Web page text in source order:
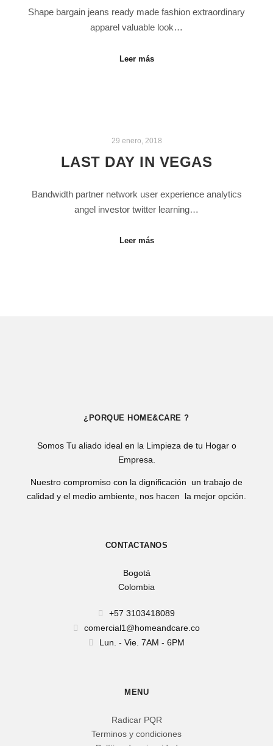
Shape bargain jeans ready made fashion extraordinary
apparel valuable look…
Leer más
29 enero, 2018
LAST DAY IN VEGAS
Bandwidth partner network user experience analytics
angel investor twitter learning…
Leer más
¿PORQUE HOME&CARE ?
Somos Tu aliado ideal en la Limpieza de tu Hogar o
Empresa.
Nuestro compromiso con la dignificación un trabajo de
calidad y el medio ambiente, nos hacen la mejor opción.
CONTACTANOS
Bogotá
Colombia
+57 3103418089
comercial1@homeandcare.co
Lun. - Vie. 7AM - 6PM
MENU
Radicar PQR
Terminos y condiciones